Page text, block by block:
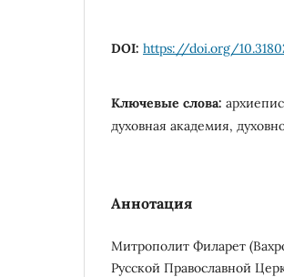
DOI: https://doi.org/
Ключевые слова:
духовная академия,
Аннотация
Митрополит Филарет
Русской Православной